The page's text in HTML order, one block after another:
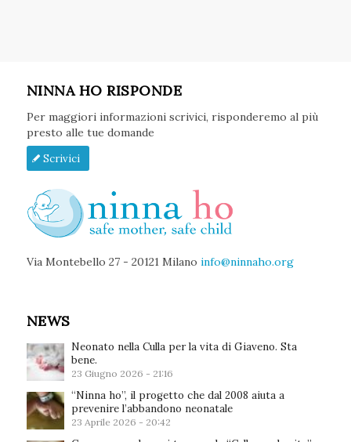
NINNA HO RISPONDE
Per maggiori informazioni scrivici, risponderemo al più
presto alle tue domande
Scrivici
Via Montebello 27 - 20121 Milano info@ninnaho.org
NEWS
Neonato nella Culla per la vita di Giaveno. Sta
bene.
23 Giugno 2026 - 21:16
“Ninna ho”, il progetto che dal 2008 aiuta a
prevenire l’abbandono neonatale
23 Aprile 2026 - 20:42